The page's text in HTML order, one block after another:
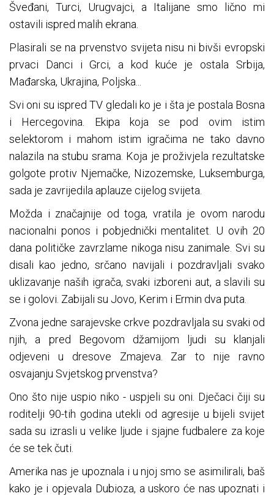
Šveđani, Turci, Urugvajci, a Italijane smo lično mi
ostavili ispred malih ekrana.
Plasirali se na prvenstvo svijeta nisu ni bivši evropski
prvaci Danci i Grci, a kod kuće je ostala Srbija,
Mađarska, Ukrajina, Poljska...
Svi oni su ispred TV gledali ko je i šta je postala Bosna
i Hercegovina. Ekipa koja se pod ovim istim
selektorom i mahom istim igračima ne tako davno
nalazila na stubu srama. Koja je proživjela rezultatske
golgote protiv Njemačke, Nizozemske, Luksemburga,
sada je zavrijedila aplauze cijelog svijeta.
Možda i značajnije od toga, vratila je ovom narodu
nacionalni ponos i pobjednički mentalitet. U ovih 20
dana političke zavrzlame nikoga nisu zanimale. Svi su
disali kao jedno, srčano navijali i pozdravljali svako
uklizavanje naših igrača, svaki izboreni aut, a slavili su
se i golovi. Zabijali su Jovo, Kerim i Ermin dva puta.
Zvona jedne sarajevske crkve pozdravljala su svaki od
njih, a pred Begovom džamijom ljudi su klanjali
odjeveni u dresove Zmajeva. Zar to nije ravno
osvajanju Svjetskog prvenstva?
Ono što nije uspio niko - uspjeli su oni. Dječaci čiji su
roditelji 90-tih godina utekli od agresije u bijeli svijet
sada su izrasli u velike ljude i sjajne fudbalere za koje
će se tek čuti.
Amerika nas je upoznala i u njoj smo se asimilirali, baš
kako je i opjevala Dubioza, a uskoro će nas upoznati i